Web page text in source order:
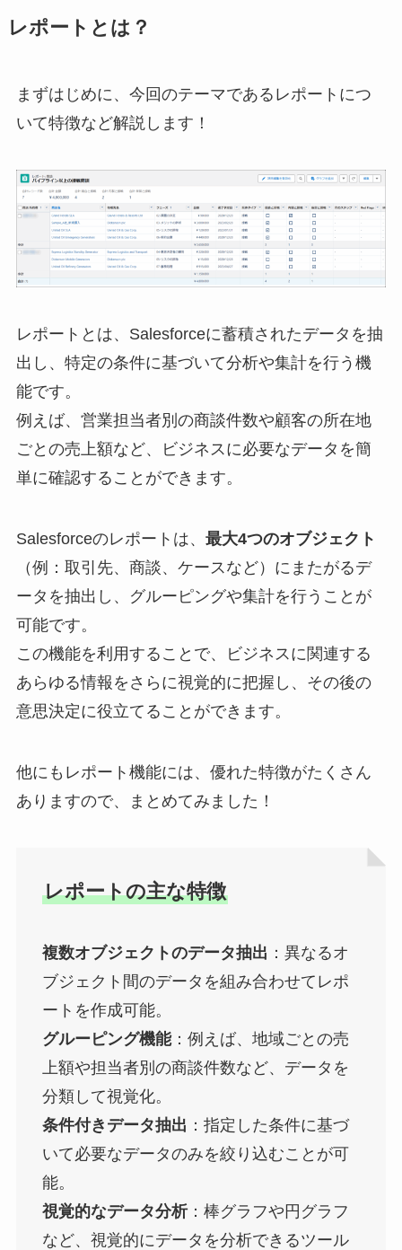
レポートとは？
まずはじめに、今回のテーマであるレポートにつ
いて特徴など解説します！
レポートとは、Salesforceに蓄積されたデータを抽
出し、特定の条件に基づいて分析や集計を行う機
能です。
例えば、営業担当者別の商談件数や顧客の所在地
ごとの売上額など、ビジネスに必要なデータを簡
単に確認することができます。
Salesforceのレポートは、 最大4つのオブジェクト
（例：取引先、商談、ケースなど）にまたがるデ
ータを抽出し、グルーピングや集計を行うことが
可能です​。
この機能を利用することで、ビジネスに関連する
あらゆる情報をさらに視覚的に把握し、その後の
意思決定に役立てることができます。
他にもレポート機能には、優れた特徴がたくさん
ありますので、まとめてみました！
レポートの主な特徴
複数オブジェクトのデータ抽出 ：異なるオ
ブジェクト間のデータを組み合わせてレポ
ートを作成可能。
グルーピング機能：例えば、地域ごとの売
上額や担当者別の商談件数など、データを
分類して視覚化。
条件付きデータ抽出 ：指定した条件に基づ
いて必要なデータのみを絞り込むことが可
能​。
視覚的なデータ分析：棒グラフや円グラフ
など、視覚的にデータを分析できるツール